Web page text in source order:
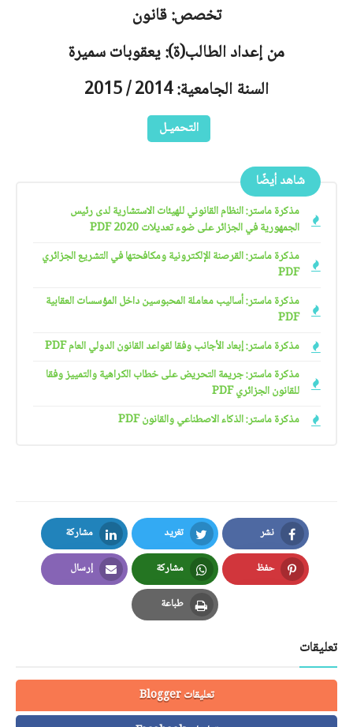
تخصص: قانون
من إعداد الطالب(ة): يعقوبات سميرة
السنة الجامعية: 2014 / 2015
التحميـل
شاهد أيضًا
مذكرة ماستر: النظام القانوني للهيئات الاستشارية لدى رئيس
الجمهورية في الجزائر على ضوء تعديلات 2020 PDF
مذكرة ماستر: القرصنة الإلكترونية ومكافحتها في التشريع الجزائري
PDF
مذكرة ماستر: أساليب معاملة المحبوسين داخل المؤسسات العقابية
PDF
مذكرة ماستر: إبعاد الأجانب وفقا لقواعد القانون الدولي العام PDF
مذكرة ماستر: جريمة التحريض على خطاب الكراهية والتمييز وفقا
للقانون الجزائري PDF
مذكرة ماستر: الذكاء الاصطناعي والقانون PDF
نشر
Facebook
تغريد
Twitter
مشاركة
LinkedIn
حفظ
Pinterest
مشاركة
Whatsapp
إرسال
Email
طباعة
Print
تعليقات
تعليقات Blogger